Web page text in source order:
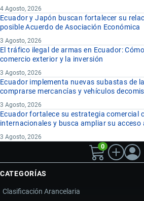
4 Agosto, 2026
Ecuador y Japón buscan fortalecer su
posible Acuerdo de Asociación Económica
3 Agosto, 2026
El tráfico ilegal de armas en Ecuador:
comercio exterior y la inversión
3 Agosto, 2026
Ecuador implementa nuevas subastas de
comprarse mercancías y vehículos
3 Agosto, 2026
Ecuador fortalece su estrategia comercial
internacionales y busca ampliar su acceso
3 Agosto, 2026
0
CATEGORÍAS
Clasificación Arancelaria